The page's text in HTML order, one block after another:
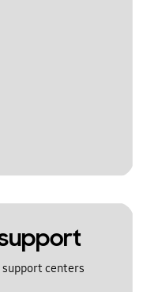
centers